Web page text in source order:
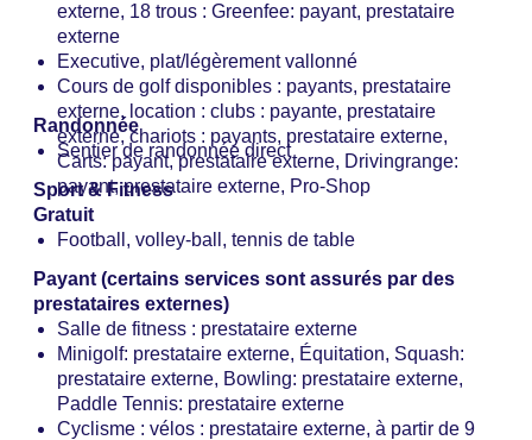
externe, 18 trous : Greenfee: payant, prestataire
externe
Executive, plat/légèrement vallonné
Cours de golf disponibles : payants, prestataire
externe, location : clubs : payante, prestataire
externe, chariots : payants, prestataire externe,
Carts: payant, prestataire externe, Drivingrange:
payant, prestataire externe, Pro-Shop
Randonnée
Sentier de randonnée direct
Sport & Fitness
Gratuit
Football, volley-ball, tennis de table
Payant (certains services sont assurés par des
prestataires externes)
Salle de fitness : prestataire externe
Minigolf: prestataire externe, Équitation, Squash:
prestataire externe, Bowling: prestataire externe,
Paddle Tennis: prestataire externe
Cyclisme : vélos : prestataire externe, à partir de 9